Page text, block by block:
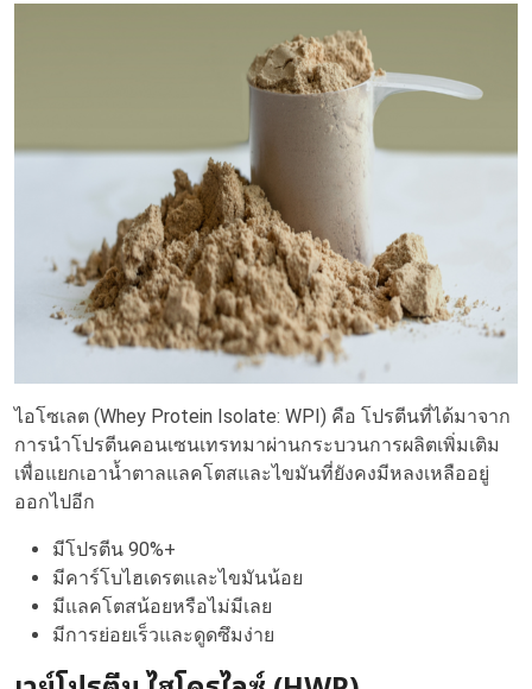
ไอโซเลต (Whey Protein Isolate: WPI) คือ โปรตีนที่ได้มาจาก
การนำโปรตีนคอนเซนเทรทมาผ่านกระบวนการผลิตเพิ่มเติม
เพื่อแยกเอาน้ำตาลแลคโตสและไขมันที่ยังคงมีหลงเหลืออยู่
ออกไปอีก
มีโปรตีน 90%+
มีคาร์โบไฮเดรตและไขมันน้อย
มีแลคโตสน้อยหรือไม่มีเลย
มีการย่อยเร็วและดูดซึมง่าย